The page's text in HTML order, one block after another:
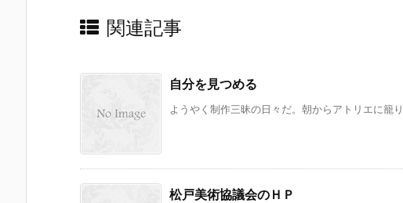
関連記事
自分を見つめる
ようやく制作三昧の日々だ。朝からアトリエに籠
松戸美術協議会のＨＰ